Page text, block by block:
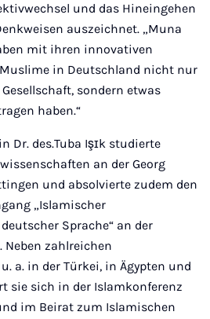
und das Hineingehen
auszeichnet. „Muna
mit ihren innovativen
in Deutschland nicht nur
sondern etwas
haben.“
Dr. des.Tuba Işɪk studierte
an der Georg
und absolvierte zudem den
„Islamischer
Sprache“ an der
Neben zahlreichen
a. in der Türkei, in Ägypten und
sie sich in der Islamkonferenz
im Beirat zum Islamischen